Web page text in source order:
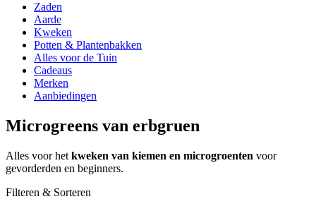
Zaden
Aarde
Kweken
Potten & Plantenbakken
Alles voor de Tuin
Cadeaus
Merken
Aanbiedingen
Microgreens van erbgruen
Alles voor het kweken van kiemen en microgroenten voor
gevorderden en beginners.
Filteren & Sorteren